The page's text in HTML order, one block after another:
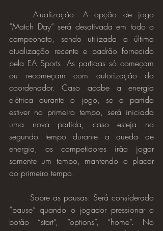
Atualização: A opção de jogo
“Match Day” será desativada em todo o
campeonato, sendo utilizada a última
atualização recente e padrão fornecido
pela EA Sports. As partidas só começam
ou recomeçam com autorização do
coordenador. Caso acabe a energia
elétrica durante o jogo, se a partida
estiver no primeiro tempo, será iniciada
uma nova partida, caso esteja no
segundo tempo durante a queda de
energia, os competidores irão jogar
somente um tempo, mantendo o placar
do primeiro tempo.
Sobre as pausas: Será considerado
“pause” quando o jogador pressionar o
botão “start”, “options”, “home”. No